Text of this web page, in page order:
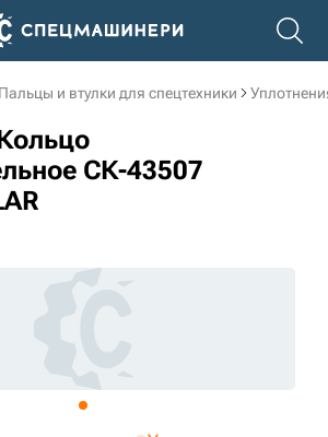
Пальцы и втулки для спецтехники
СК-43507